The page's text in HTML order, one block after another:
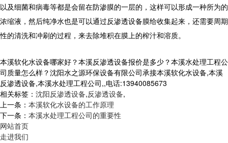
以及细菌和病毒等都是会留在防渗膜的一层的，这样可以形成一种所为的
浓缩液，然后纯净水也是可以通过反渗透设备膜给收集起来，还需要周期
性的清洗和冲刷的过程，来去除堆积在膜上的榨汁和溶质。
本溪软化水设备哪家好？本溪反渗透设备报价是多少？本溪水处理工程公
司质量怎么样？沈阳水之源环保设备有限公司承接本溪软化水设备,本溪
反渗透设备,本溪水处理工程公司,,电话:13940085673
相关标签： 沈阳反渗透设备,反渗透设备,
上一条： 本溪软化水设备的工作原理
下一条： 本溪水处理工程公司的重要性
网站首页
走进我们